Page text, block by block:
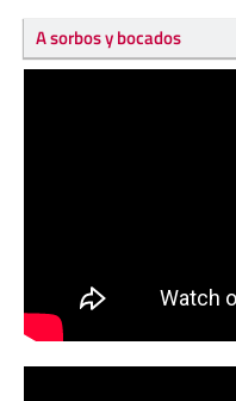
A sorbos y bocados